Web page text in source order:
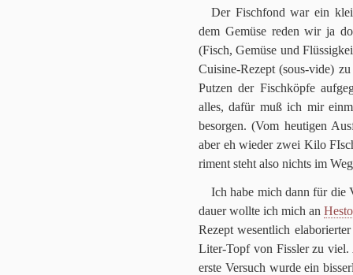
Der Fisch­fond war ein
dem Gemüse reden wir ja
(Fisch, Gemüse und
Cui­sine-Rezept (sous-vide)
Put­zen der Fisch­köpfe
alles, dafür muß ich mir
besor­gen. (Vom heu­ti­gen
aber eh wie­der zwei Kilo
ri­ment steht also nichts im
Ich habe mich dann für die
dauer wollte ich mich an
Rezept wesent­lich
Liter-Topf von Fiss­ler zu viel.
erste Ver­such wurde ein